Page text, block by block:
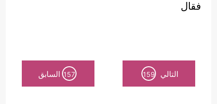
فقال
التالي 159
157 السابق